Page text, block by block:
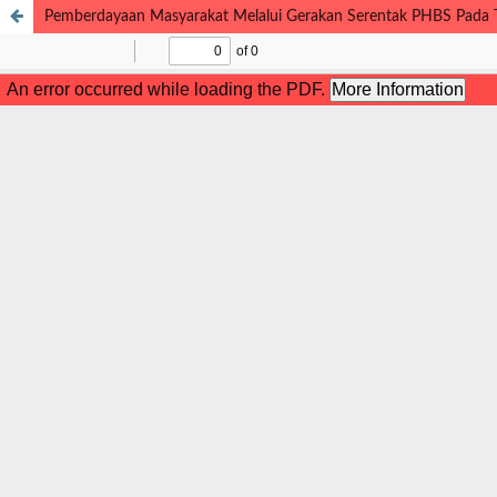
Pemberdayaan Masyarakat Melalui Gerakan Serentak PHBS Pada